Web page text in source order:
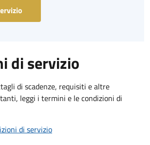
di servizio
di scadenze, requisiti e altre
leggi i termini e le condizioni di
di servizio